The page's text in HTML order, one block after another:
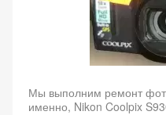
Мы выполним ремонт
именно, Nikon Coolpix